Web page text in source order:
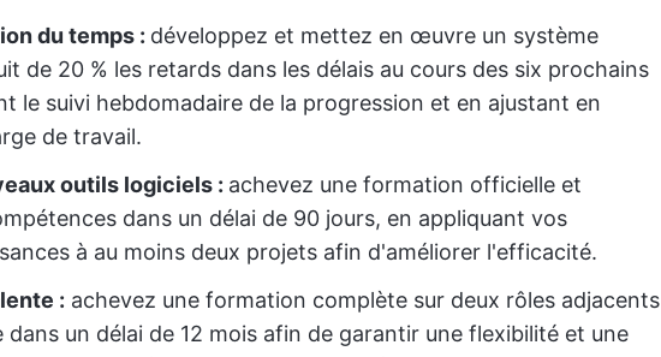
du temps : développez et mettez en œuvre un système
de 20 % les retards dans les délais au cours des six prochains
le suivi hebdomadaire de la progression et en ajustant en
de travail.
outils logiciels : achevez une formation officielle et
dans un délai de 90 jours, en appliquant vos
à au moins deux projets afin d'améliorer l'efficacité.
: achevez une formation complète sur deux rôles adjacents
dans un délai de 12 mois afin de garantir une flexibilité et une